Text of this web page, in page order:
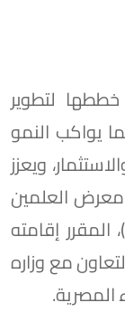
خططها لتطوير
يواكب النمو
ويعزز
معرض العلمين
الدولي للطيران والفضاء (EIAS 2026)، المقرر إقامته
مع وزاره
المصرية.